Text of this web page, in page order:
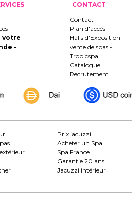
+
votre
-
CONTACT
Contact
Plan d'accès
Halls d'Exposition -
vente de spas -
Tropicspa
Catalogue
Recrutement
Prix jacuzzi
Acheter un Spa
Spa France
Garantie 20 ans
Jacuzzi intérieur